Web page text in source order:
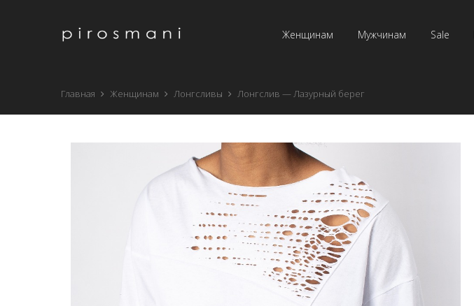
Женщинам Мужчинам Sale
Главная Женщинам Лонгсливы Лонгслив — Лазурный берег